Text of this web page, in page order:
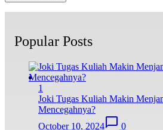
Popular Posts
1
Joki Tugas Kuliah Makin
Mencegahnya?
October 10, 2024
0